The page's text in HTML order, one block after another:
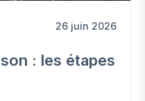
26 juin 2026
: les étapes